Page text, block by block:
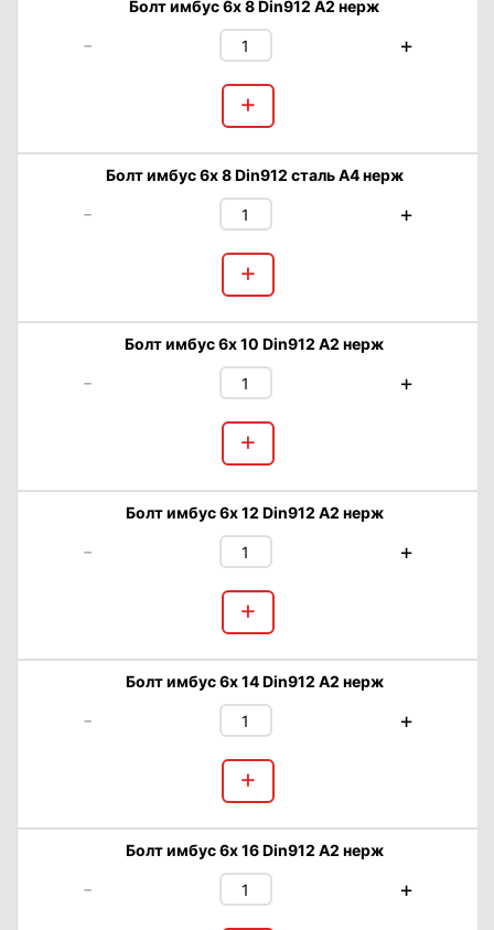
Болт имбус 6х 8 Din912 А2 нерж
- +
+
Болт имбус 6х 8 Din912 сталь А4 нерж
- +
+
Болт имбус 6х 10 Din912 А2 нерж
- +
+
Болт имбус 6х 12 Din912 А2 нерж
- +
+
Болт имбус 6х 14 Din912 А2 нерж
- +
+
Болт имбус 6х 16 Din912 А2 нерж
- +